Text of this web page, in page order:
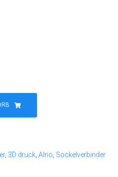
, 3D druck, Alno, Sockelverbinder